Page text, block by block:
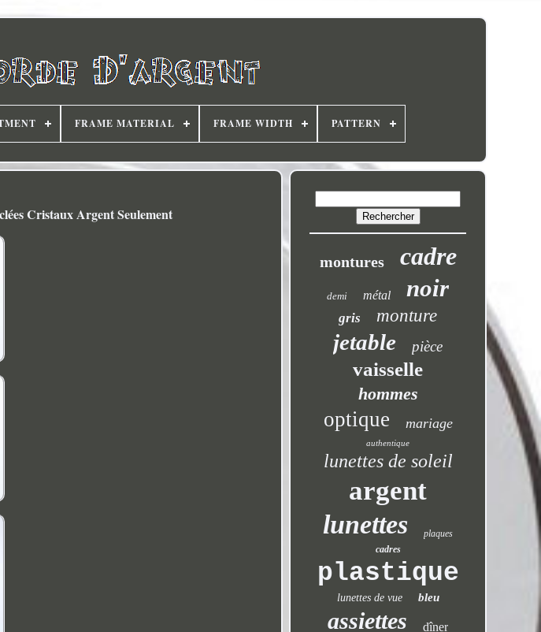
FRAME MATERIAL FRAME WIDTH PATTERN
Cristaux Argent Seulement
montures cadre
demi métal noir
gris monture
jetable pièce
vaisselle
hommes
optique mariage
authentique
lunettes de soleil
argent
lunettes
plaques
cadres
plastique
lunettes de vue bleu
assiettes dîner